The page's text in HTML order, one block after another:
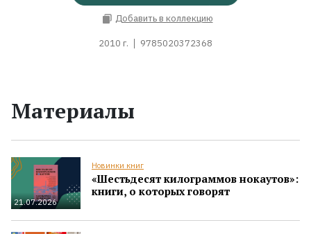
Добавить в коллекцию
2010 г. 9785020372368
Материалы
21.07.2026
Новинки книг
«Шестьдесят килограммов нокаутов»:
книги, о которых говорят